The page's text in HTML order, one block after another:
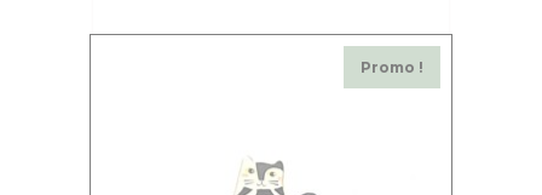
Promo !